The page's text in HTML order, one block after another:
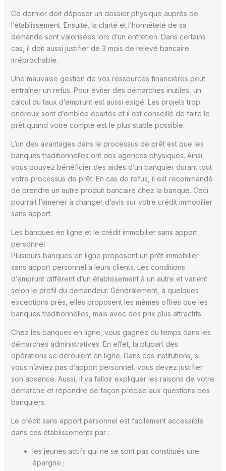
Ce dernier doit déposer un dossier physique auprès de
l’établissement. Ensuite, la clarté et l’honnêteté de sa
demande sont valorisées lors d’un entretien. Dans certains
cas, il doit aussi justifier de 3 mois de relevé bancaire
irréprochable.
Une mauvaise gestion de vos ressources financières peut
entraîner un refus. Pour éviter des démarches inutiles, un
calcul du taux d’emprunt est aussi exigé. Les projets trop
onéreux sont d’emblée écartés et il est conseillé de faire le
prêt quand votre compte est le plus stable possible.
L’un des avantages dans le processus de prêt est que les
banques traditionnelles ont des agences physiques. Ainsi,
vous pouvez bénéficier des aides d’un banquier durant tout
votre processus de prêt. En cas de refus, il est recommandé
de prendre un autre produit bancaire chez la banque. Ceci
pourrait l’amener à changer d’avis sur votre crédit immobilier
sans apport.
Les banques en ligne et le crédit immobilier sans apport
personnel
Plusieurs banques en ligne proposent un prêt immobilier
sans apport personnel à leurs clients. Les conditions
d’emprunt diffèrent d’un établissement à un autre et varient
selon le profil du demandeur. Généralement, à quelques
exceptions près, elles proposent les mêmes offres que les
banques traditionnelles, mais avec des prix plus attractifs.
Chez les banques en ligne, vous gagnez du temps dans les
démarches administratives. En effet, la plupart des
opérations se déroulent en ligne. Dans ces institutions, si
vous n’aviez pas d’apport personnel, vous devez justifier
son absence. Aussi, il va falloir expliquer les raisons de votre
démarche et répondre de façon précise aux questions des
banquiers.
Le crédit sans apport personnel est facilement accessible
dans ces établissements par :
les jeunes actifs qui ne se sont pas constitués une
épargne ;